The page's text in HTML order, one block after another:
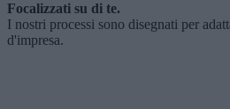
Focalizzati su di te.
I nostri processi sono disegnati per
d'impresa.